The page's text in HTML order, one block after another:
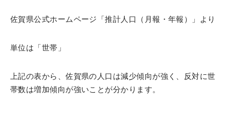
佐賀県公式ホームページ「推計人口（月報・年報）」より
単位は「世帯」
上記の表から、佐賀県の人口は減少傾向が強く、反対に世
帯数は増加傾向が強いことが分かります。